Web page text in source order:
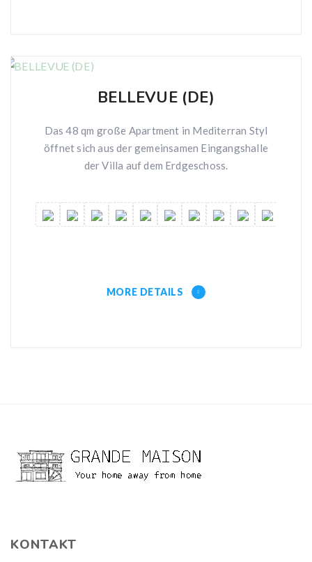
BELLEVUE (DE)
Das 48 qm große Apartment in Mediterran Styl
öffnet sich aus der gemeinsamen Eingangshalle
der Villa auf dem Erdgeschoss.
MORE DETAILS
KONTAKT